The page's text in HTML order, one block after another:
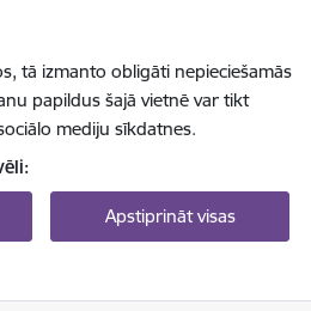
tā izmanto obligāti nepieciešamās
papildus šajā vietnē var tikt
mediju sīkdatnes.
Apstiprināt visas